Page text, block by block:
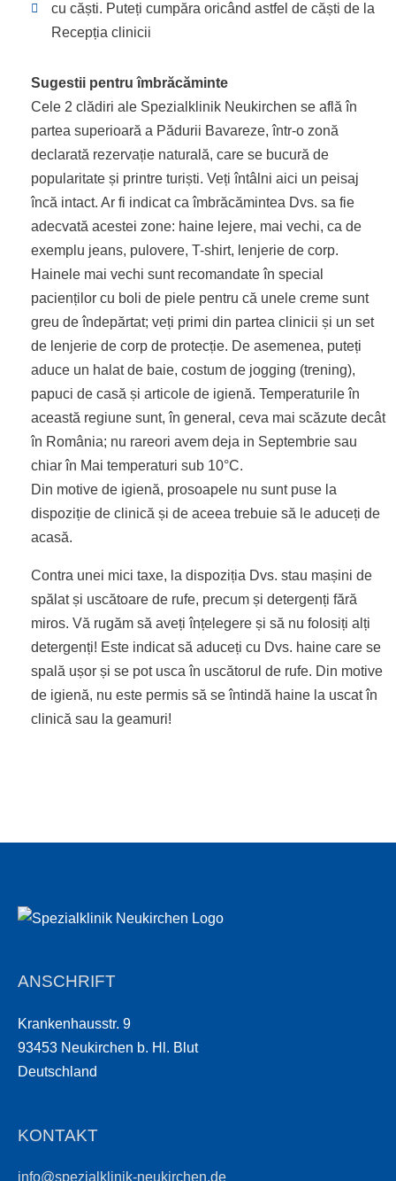
cu căști. Puteți cumpăra oricând astfel de căști de la
Recepția clinicii
Sugestii pentru îmbrăcăminte
Cele 2 clădiri ale Spezialklinik Neukirchen se află în
partea superioară a Pădurii Bavareze, într-o zonă
declarată rezervație naturală, care se bucură de
popularitate și printre turiști. Veți întâlni aici un peisaj
încă intact. Ar fi indicat ca îmbrăcămintea Dvs. sa fie
adecvată acestei zone: haine lejere, mai vechi, ca de
exemplu jeans, pulovere, T-shirt, lenjerie de corp.
Hainele mai vechi sunt recomandate în special
pacienților cu boli de piele pentru că unele creme sunt
greu de îndepărtat; veți primi din partea clinicii și un set
de lenjerie de corp de protecție. De asemenea, puteți
aduce un halat de baie, costum de jogging (trening),
papuci de casă și articole de igienă. Temperaturile în
această regiune sunt, în general, ceva mai scăzute decât
în România; nu rareori avem deja in Septembrie sau
chiar în Mai temperaturi sub 10°C.
Din motive de igienă, prosoapele nu sunt puse la
dispoziție de clinică și de aceea trebuie să le aduceți de
acasă.
Contra unei mici taxe, la dispoziția Dvs. stau mașini de
spălat și uscătoare de rufe, precum și detergenți fără
miros. Vă rugăm să aveți înțelegere și să nu folosiți alți
detergenți! Este indicat să aduceți cu Dvs. haine care se
spală ușor și se pot usca în uscătorul de rufe. Din motive
de igienă, nu este permis să se întindă haine la uscat în
clinică sau la geamuri!
ANSCHRIFT
Krankenhausstr. 9
93453 Neukirchen b. Hl. Blut
Deutschland
KONTAKT
info@spezialklinik-neukirchen.de